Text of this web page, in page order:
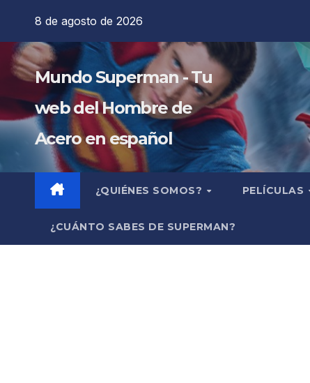
contenido
8 de agosto de 2026
Mundo Superman - Tu
web del Hombre de
Acero en español
¿QUIÉNES SOMOS? PELÍCULAS
¿CUÁNTO SABES DE SUPERMAN?